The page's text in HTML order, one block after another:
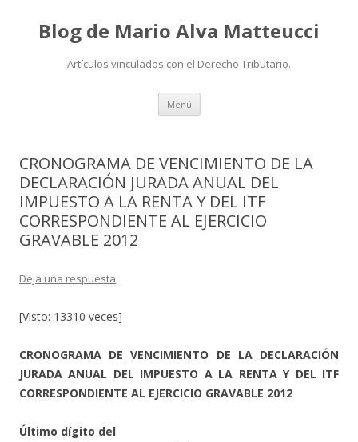
Blog de Mario Alva Matteucci
Artículos vinculados con el Derecho Tributario.
Menú Ir
contenido
CRONOGRAMA DE VENCIMIENTO DE LA
DECLARACIÓN JURADA ANUAL DEL
IMPUESTO A LA RENTA Y DEL ITF
CORRESPONDIENTE AL EJERCICIO
GRAVABLE 2012
Deja una respuesta
[Visto: 13310 veces]
CRONOGRAMA DE VENCIMIENTO DE LA DECLARACIÓN
JURADA ANUAL DEL IMPUESTO A LA RENTA Y DEL ITF
CORRESPONDIENTE AL EJERCICIO GRAVABLE 2012
Último dígito del